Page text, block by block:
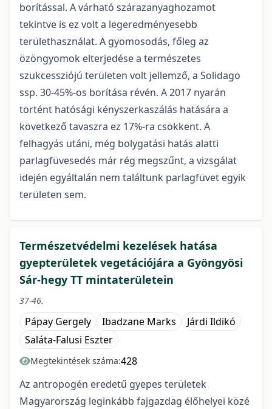
borítással. A várható szárazanyaghozamot
tekintve is ez volt a legeredményesebb
területhasználat. A gyomosodás, főleg az
özöngyomok elterjedése a természetes
szukcessziójú területen volt jellemző, a Solidago
ssp. 30-45%-os borítása révén. A 2017 nyarán
történt hatósági kényszerkaszálás hatására a
következő tavaszra ez 17%-ra csökkent. A
felhagyás utáni, még bolygatási hatás alatti
parlagfüvesedés már rég megszűnt, a vizsgálat
idején egyáltalán nem találtunk parlagfüvet egyik
területen sem.
Természetvédelmi kezelések hatása
gyepterületek vegetációjára a Gyöngyösi
Sár-hegy TT mintaterületein
37-46.
Pápay Gergely Ibadzane Marks
Járdi Ildikó
Saláta-Falusi Eszter
Megtekintések száma:428
Az antropogén eredetű gyepes területek
Magyarország leginkább fajgazdag élőhelyei közé